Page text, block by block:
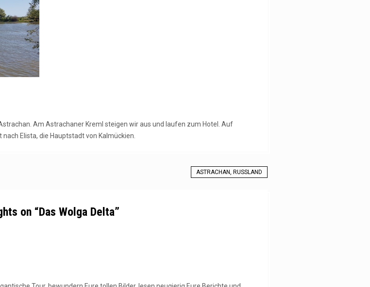
Am Astrachaner Kreml steigen wir aus und laufen zum Hotel. Auf
Elista, die Hauptstadt von Kalmückien.
ASTRACHAN, RUSSLAND
on “Das Wolga Delta”